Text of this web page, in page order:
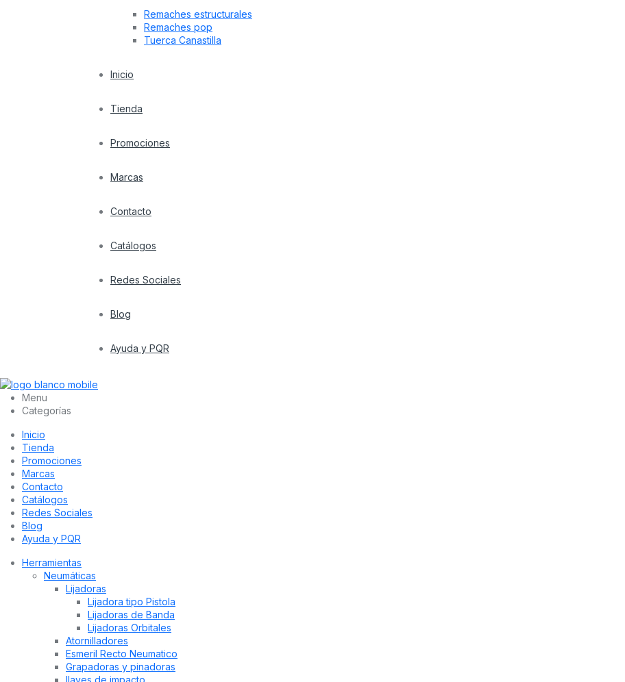
Remaches estructurales
Remaches pop
Tuerca Canastilla
Inicio
Tienda
Promociones
Marcas
Contacto
Catálogos
Redes Sociales
Blog
Ayuda y PQR
Menu
Categorías
Inicio
Tienda
Promociones
Marcas
Contacto
Catálogos
Redes Sociales
Blog
Ayuda y PQR
Herramientas
Neumáticas
Lijadoras
Lijadora tipo Pistola
Lijadoras de Banda
Lijadoras Orbitales
Atornilladores
Esmeril Recto Neumatico
Grapadoras y pinadoras
llaves de impacto